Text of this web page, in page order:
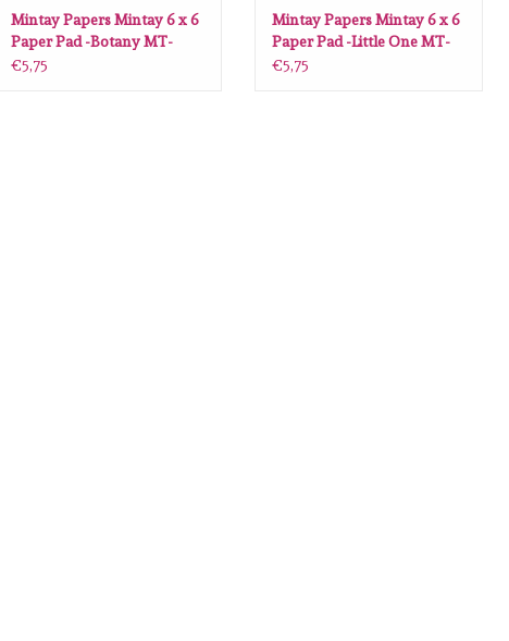
Mintay Papers Mintay 6 x 6
Paper Pad -Botany MT-
BOT-08
€5,75
Mintay Papers Mintay 6 x 6
Paper Pad -Little One MT-
LTO-08
€5,75